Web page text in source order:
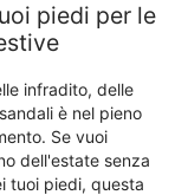
piedi per le
infradito, delle
è nel pieno
Se vuoi
dell'estate senza
tuoi piedi, questa